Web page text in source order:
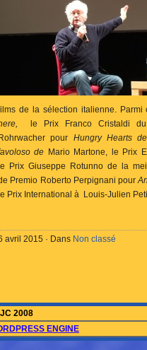
de la sélection italienne.
le Prix Franco Cristaldi
Rohrwacher pour Hungry Hearts de
de Mario Martone, le Prix
le Prix Giuseppe Rotunno de la
Premio Roberto Perpignani pour
le Prix International à Louis-Julien
avril 2015 · Dans Non classé
2008
ENGINE